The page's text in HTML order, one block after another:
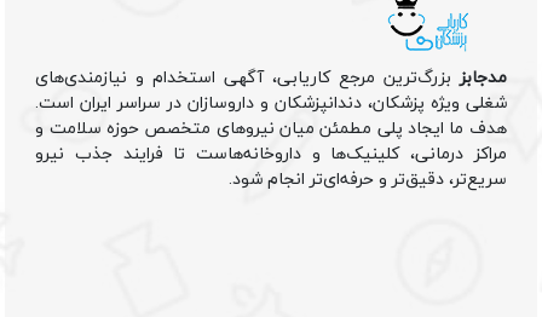
مدجابزبزرگ‌ترین مرجع کاریابی، آگهی استخدام و نیازمندی‌های
شغلی ویژه پزشکان، دندانپزشکان و داروسازان در سراسر ایران است.
هدف ما ایجاد پلی مطمئن میان نیروهای متخصص حوزه سلامت و
مراکز درمانی، کلینیک‌ها و داروخانه‌هاست تا فرایند جذب نیرو
سریع‌تر، دقیق‌تر و حرفه‌ای‌تر انجام شود.